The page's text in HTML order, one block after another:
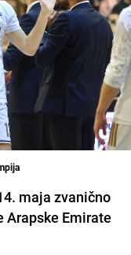
maja zvanično
Arapske Emirate